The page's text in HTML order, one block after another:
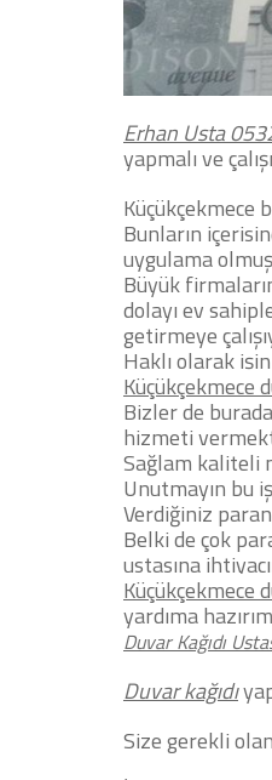
Erhan Usta
yapmalı ve
Küçükçekmece
Bunların
uygulama
Büyük
dolayı ev
getirmeye
Haklı olarak
Küçükçekmece
Bizler de
hizmeti
Sağlam kaliteli
Unutmayın bu
Verdiğiniz
Belki de çok
ustasına
Küçükçekmece
yardıma
Duvar Kağıdı
Duvar kağıdı
Size gerekli